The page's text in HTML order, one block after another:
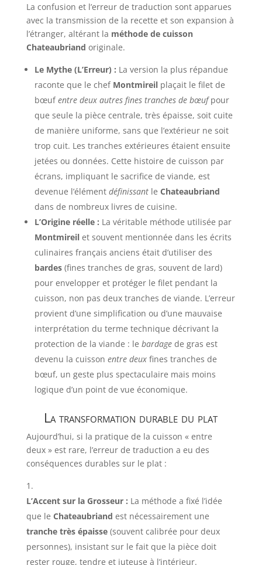
La confusion et l’erreur de traduction sont apparues
avec la transmission de la recette et son expansion à
l’étranger, altérant la méthode de cuisson
Chateaubriand originale.
Le Mythe (L’Erreur) : La version la plus répandue
raconte que le chef Montmireilplaçait le filet de
bœufentre deux autres fines tranches de bœufpour
que seule la pièce centrale, très épaisse, soit cuite
de manière uniforme, sans que l’extérieur ne soit
trop cuit. Les tranches extérieures étaient ensuite
jetées ou données. Cette histoire de cuisson par
écrans, impliquant le sacrifice de viande, est
devenue l’élément définissantle Chateaubriand
dans de nombreux livres de cuisine.
L’Origine réelle : La véritable méthode utilisée par
Montmireilet souvent mentionnée dans les écrits
culinaires français anciens était d’utiliser des
bardes(fines tranches de gras, souvent de lard)
pour envelopper et protéger le filet pendant la
cuisson, non pas deux tranches de viande. L’erreur
provient d’une simplification ou d’une mauvaise
interprétation du terme technique décrivant la
protection de la viande : le bardagede gras est
devenu la cuisson entre deuxfines tranches de
bœuf, un geste plus spectaculaire mais moins
logique d’un point de vue économique.
La transformation durable du plat
Aujourd’hui, si la pratique de la cuisson « entre
deux » est rare, l’erreur de traduction a eu des
conséquences durables sur le plat :
L’Accent sur la Grosseur : La méthode a fixé l’idée
que le Chateaubriand est nécessairement une
tranche très épaisse(souvent calibrée pour deux
personnes), insistant sur le fait que la pièce doit
rester rouge, tendre et juteuse à l’intérieur.